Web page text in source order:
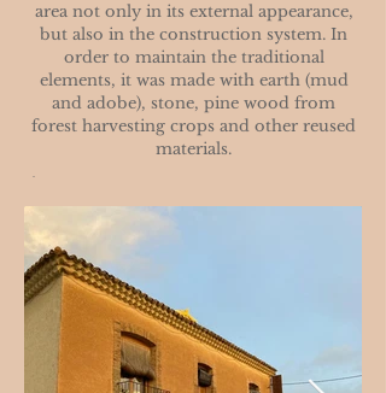
area not only in its external appearance,
but also in the construction system. In
order to maintain the traditional
elements, it was made with earth (mud
and adobe), stone, pine wood from
forest harvesting crops and other reused
materials.
.